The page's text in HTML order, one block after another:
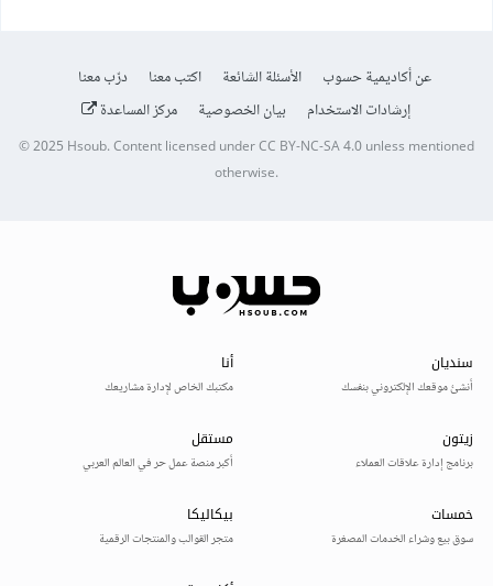
عن أكاديمية حسوب الأسئلة الشائعة اكتب معنا
درّب معنا
إرشادات الاستخدام
بيان الخصوصية مركز المساعدة
© 2025 Hsoub.Content licensed underCC BY-NC-SA 4.0unless mentioned
otherwise.